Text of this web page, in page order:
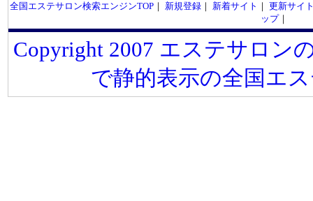
全国エステサロン検索エンジンTOP｜ 新規登録｜ 新着サイト ｜ 更新サイ
ップ｜
Copyright 2007 エステサロン
で静的表示の全国エ